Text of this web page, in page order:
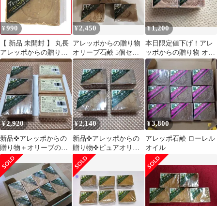
¥ 990
【 新品 未開封 】 丸長
アレッポからの贈り物
オイル配合石鹸 (ノー
マルタイプ) (190g)［洗
顔石鹸］ 未使用 送料無
料
¥ 2,450
アレッポからの贈り物
オリーブ石鹸 5個セッ
ト
¥1,200
本日限定値下げ！アレ
ッポからの贈り物 オリ
ーブ石鹸 2個セット
¥2,920
新品✜アレッポからの
贈り物＋オリーブの石
鹸✜2種類・各3個ずつ
→計6個セット
¥2,140
新品✜アレッポからの
贈り物✜ピュアオリー
ブオイル✜190g×4個
¥3,800
アレッポ石鹸 ローレル
オイル